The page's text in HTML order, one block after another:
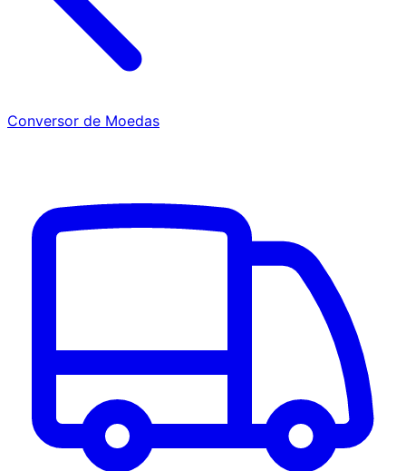
Conversor de Moedas